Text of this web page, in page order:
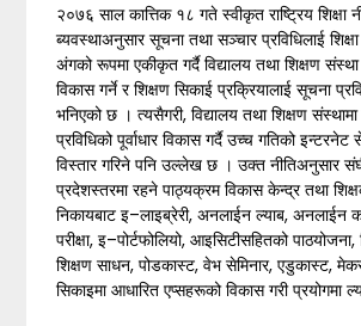
२०७६ साल कात्तिक १८ गते स्वीकृत राष्ट्रिय शिक्षा
ब्यवस्थाअनुसार सूचना तथा सञ्चार प्रविधिलाई
अंगको रूपमा एकीकृत गर्दै विद्यालय तथा शिक्षण संस्था
विकास गर्ने र शिक्षण सिकाई प्रक्रियालाई सूचना
भनिएको छ । त्यसैगरी, विद्यालय तथा शिक्षण
प्रविधिको पूर्वाधार विकास गर्दै उच्च गतिको
विस्तार गरिने पनि उल्लेख छ । उक्त नीतिअनुसार
प्रदेशस्तरमा रहने पाठ्यक्रम विकास केन्द्र तथा
निकायबाट इ–लाइब्रेरी, अनलाईन ल्याब, अनलाईन
परीक्षा, इ–पोर्टफोलियो, आइसिटीसहितको
शिक्षण साधन, पोडकास्ट, वेभ सेमिनार, एडुकास्ट,
सिकाइमा आधारित एप्सहरूको विकास गरी प्रयोगमा